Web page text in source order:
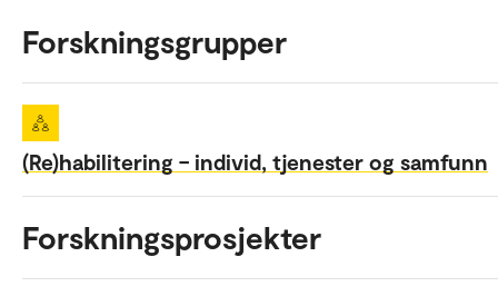
Forskningsgrupper
(Re)habilitering – individ, tjenester og samfunn
Forskningsprosjekter